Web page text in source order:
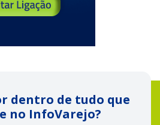
dentro de tudo que
no InfoVarejo?